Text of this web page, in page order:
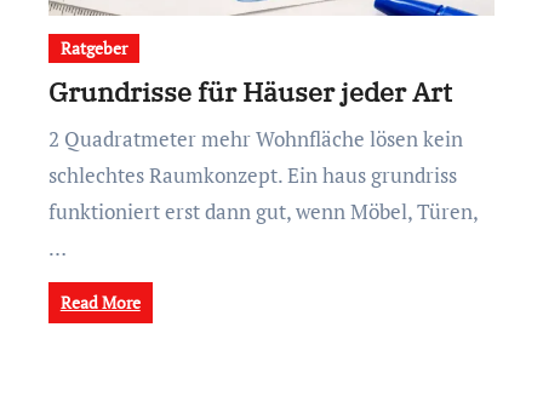
Ratgeber
Grundrisse für Häuser jeder Art
2 Quadratmeter mehr Wohnfläche lösen kein
schlechtes Raumkonzept. Ein haus grundriss
funktioniert erst dann gut, wenn Möbel, Türen,
…
Read More